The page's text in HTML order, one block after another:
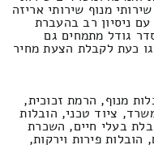
מנוף שירותי אריזה
עם ניסיון רב בהעברת
גודל מתמחים גם
כעת לקבלת הצעת מחיר
מנוף, הרמת זכוכית,
ציוד טכני, הובלות
בעלי חיים, השכרת
פירות וירקות,